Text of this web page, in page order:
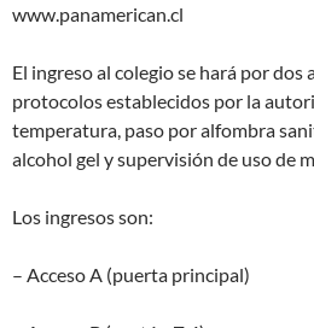
www.panamerican.cl
El ingreso al colegio se hará por dos
protocolos establecidos por la
temperatura, paso por alfombra
alcohol gel y supervisión de uso de
Los ingresos son:
– Acceso A (puerta principal)